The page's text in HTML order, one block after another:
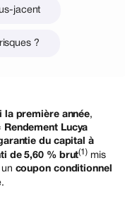
jacent
?
la première année,
Rendement Lucya
du capital à
de 5,60 % brut(1) mis
coupon conditionnel